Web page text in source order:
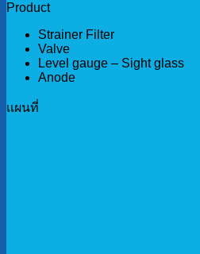
Product
Strainer Filter
Valve
Level gauge – Sight glass
Anode
เเผนที่